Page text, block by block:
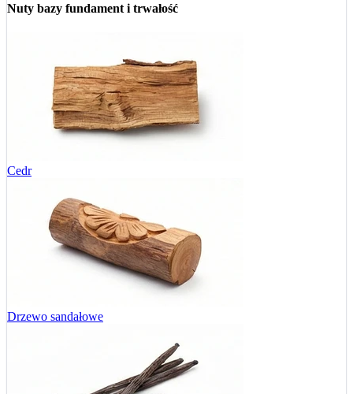
Nuty bazy fundament i trwałość
Cedr
Drzewo sandałowe